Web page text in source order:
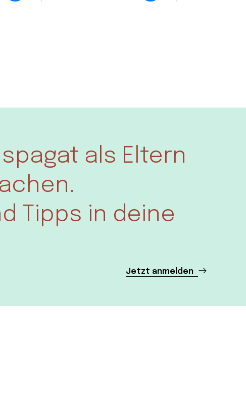
als Eltern
Tipps in deine
Jetzt anmelden